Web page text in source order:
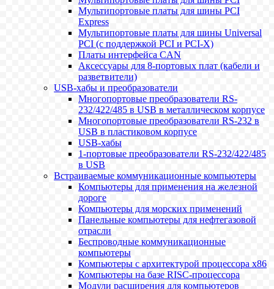
Мультипортовые платы для шины PCI
Express
Мультипортовые платы для шины Universal
PCI (с поддержкой PCI и PCI-X)
Платы интерфейса CAN
Аксессуары для 8-портовых плат (кабели и
разветвители)
USB-хабы и преобразователи
Многопортовые преобразователи RS-
232/422/485 в USB в металлическом корпусе
Многопортовые преобразователи RS-232 в
USB в пластиковом корпусе
USB-хабы
1-портовые преобразователи RS-232/422/485
в USB
Встраиваемые коммуникационные компьютеры
Компьютеры для применения на железной
дороге
Компьютеры для морских применений
Панельные компьютеры для нефтегазовой
отрасли
Беспроводные коммуникационные
компьютеры
Компьютеры с архитектурой процессора x86
Компьютеры на базе RISC-процессора
Модули расширения для компьютеров